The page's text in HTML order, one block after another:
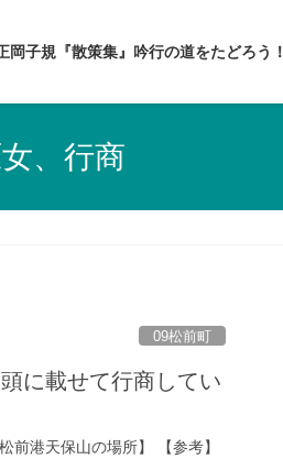
岡子規『散策集』吟行の道をたどろう！
、行商
09松前町
に載せて行商してい
港天保山の場所】 【参考】